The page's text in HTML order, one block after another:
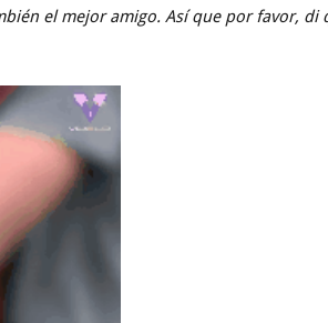
el mejor amigo. Así que por favor,